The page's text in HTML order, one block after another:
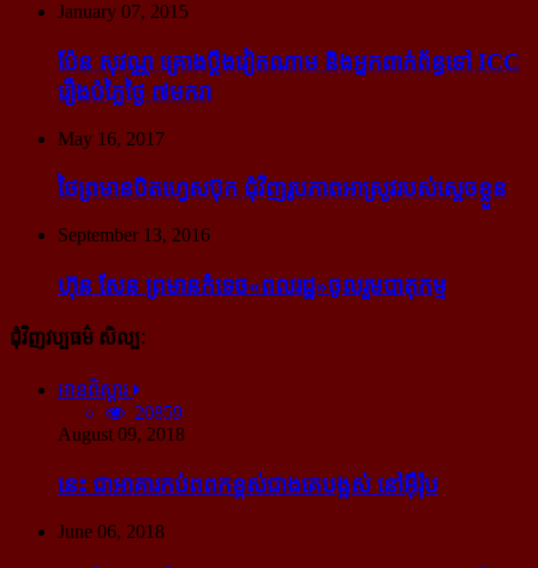
January 07, 2015
ប៉ែន សុវណ្ណ គ្រោង​ប្តឹង​វៀតណាម និង​អ្នក​ពាក់​ព័ន្ធ​ទៅ ICC
រឿង​បំភ្លៃ​ថ្ងៃ ៧​មករា
May 16, 2017
ថៃ​ព្រមាន​បិត​ហ្វេសប៊ុក ជុំ​វិញ​រូបភាព​អាស្រូវ​របស់​ស្ដេច​ខ្លួន
September 13, 2016
ហ៊ុន សែន ព្រមាន​កំទេច​«ពលរដ្ឋ»​ចូលរួម​បាតុកម្ម
ជុំវិញវប្បធម៌ សិល្បៈ
អានពិស្ដារ
20859
August 09, 2018
នេះ ជា​អាគារ​កប់​ពពក​ខ្ពស់​ជាង​គេ​បង្អស់ នៅ​អ៊ឺរ៉ុប
June 06, 2018